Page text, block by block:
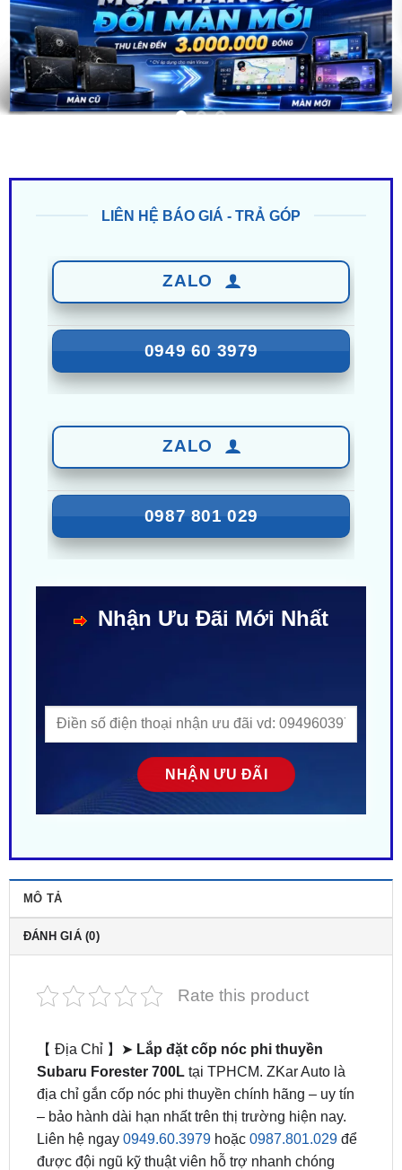
0949 60 3979
0987 801 029
ĐÁNH GIÁ (0)
【 Địa Chỉ 】➤
Lắp đặt cốp nóc phi thuyền
địa chỉ gắn cốp nóc phi thuyền chính hãng – uy tín
– bảo hành dài hạn nhất trên thị trường hiện nay.
Liên hệ ngay0949.60.3979hoặc0987.801.029 để
được đội ngũ kỹ thuật viên hỗ trợ nhanh chóng
nhất.